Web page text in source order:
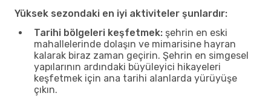
Yüksek sezondaki en iyi aktiviteler şunlardır:
Tarihi bölgeleri keşfetmek: şehrin en eski
mahallelerinde dolaşın ve mimarisine hayran
kalarak biraz zaman geçirin. Şehrin en simgesel
yapılarının ardındaki büyüleyici hikayeleri
keşfetmek için ana tarihi alanlarda yürüyüşe
çıkın.